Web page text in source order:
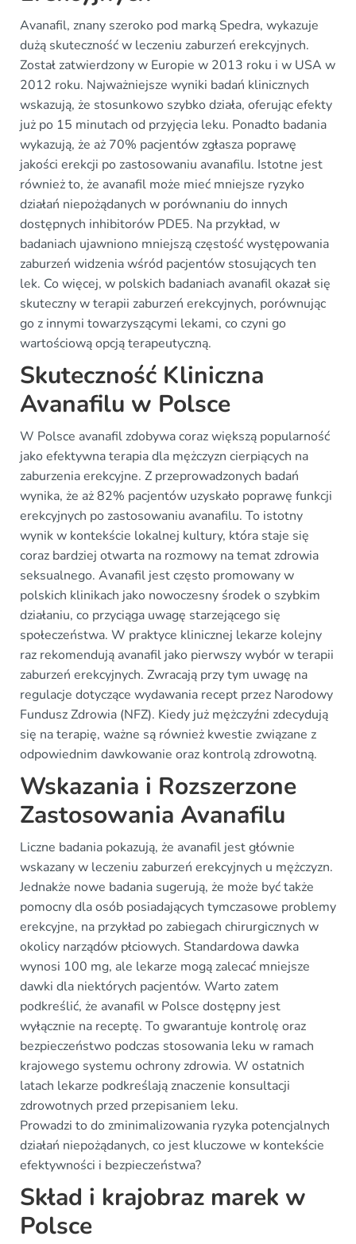
Avanafil, znany szeroko pod marką Spedra, wykazuje
dużą skuteczność w leczeniu zaburzeń erekcyjnych.
Został zatwierdzony w Europie w 2013 roku i w USA w
2012 roku. Najważniejsze wyniki badań klinicznych
wskazują, że stosunkowo szybko działa, oferując efekty
już po 15 minutach od przyjęcia leku. Ponadto badania
wykazują, że aż 70% pacjentów zgłasza poprawę
jakości erekcji po zastosowaniu avanafilu. Istotne jest
również to, że avanafil może mieć mniejsze ryzyko
działań niepożądanych w porównaniu do innych
dostępnych inhibitorów PDE5. Na przykład, w
badaniach ujawniono mniejszą częstość występowania
zaburzeń widzenia wśród pacjentów stosujących ten
lek. Co więcej, w polskich badaniach avanafil okazał się
skuteczny w terapii zaburzeń erekcyjnych, porównując
go z innymi towarzyszącymi lekami, co czyni go
wartościową opcją terapeutyczną.
Skuteczność Kliniczna
Avanafilu w Polsce
W Polsce avanafil zdobywa coraz większą popularność
jako efektywna terapia dla mężczyzn cierpiących na
zaburzenia erekcyjne. Z przeprowadzonych badań
wynika, że aż 82% pacjentów uzyskało poprawę funkcji
erekcyjnych po zastosowaniu avanafilu. To istotny
wynik w kontekście lokalnej kultury, która staje się
coraz bardziej otwarta na rozmowy na temat zdrowia
seksualnego. Avanafil jest często promowany w
polskich klinikach jako nowoczesny środek o szybkim
działaniu, co przyciąga uwagę starzejącego się
społeczeństwa. W praktyce klinicznej lekarze kolejny
raz rekomendują avanafil jako pierwszy wybór w terapii
zaburzeń erekcyjnych. Zwracają przy tym uwagę na
regulacje dotyczące wydawania recept przez Narodowy
Fundusz Zdrowia (NFZ). Kiedy już mężczyźni zdecydują
się na terapię, ważne są również kwestie związane z
odpowiednim dawkowanie oraz kontrolą zdrowotną.
Wskazania i Rozszerzone
Zastosowania Avanafilu
Liczne badania pokazują, że avanafil jest głównie
wskazany w leczeniu zaburzeń erekcyjnych u mężczyzn.
Jednakże nowe badania sugerują, że może być także
pomocny dla osób posiadających tymczasowe problemy
erekcyjne, na przykład po zabiegach chirurgicznych w
okolicy narządów płciowych. Standardowa dawka
wynosi 100 mg, ale lekarze mogą zalecać mniejsze
dawki dla niektórych pacjentów. Warto zatem
podkreślić, że avanafil w Polsce dostępny jest
wyłącznie na receptę. To gwarantuje kontrolę oraz
bezpieczeństwo podczas stosowania leku w ramach
krajowego systemu ochrony zdrowia. W ostatnich
latach lekarze podkreślają znaczenie konsultacji
zdrowotnych przed przepisaniem leku.
Prowadzi to do zminimalizowania ryzyka potencjalnych
działań niepożądanych, co jest kluczowe w kontekście
efektywności i bezpieczeństwa?
Skład i krajobraz marek w
Polsce